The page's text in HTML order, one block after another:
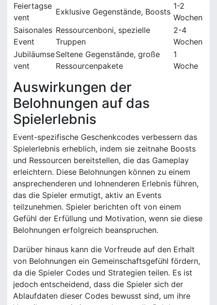
Feiertagse
vent
Exklusive Gegenstände, Boosts
1-2
Wochen
Saisonales
Event
Ressourcenboni, spezielle
Truppen
2-4
Wochen
Jubiläumse
vent
Seltene Gegenstände, große
Ressourcenpakete
1
Woche
Auswirkungen der
Belohnungen auf das
Spielerlebnis
Event-spezifische Geschenkcodes verbessern das
Spielerlebnis erheblich, indem sie zeitnahe Boosts
und Ressourcen bereitstellen, die das Gameplay
erleichtern. Diese Belohnungen können zu einem
ansprechenderen und lohnenderen Erlebnis führen,
das die Spieler ermutigt, aktiv an Events
teilzunehmen. Spieler berichten oft von einem
Gefühl der Erfüllung und Motivation, wenn sie diese
Belohnungen erfolgreich beanspruchen.
Darüber hinaus kann die Vorfreude auf den Erhalt
von Belohnungen ein Gemeinschaftsgefühl fördern,
da die Spieler Codes und Strategien teilen. Es ist
jedoch entscheidend, dass die Spieler sich der
Ablaufdaten dieser Codes bewusst sind, um ihre